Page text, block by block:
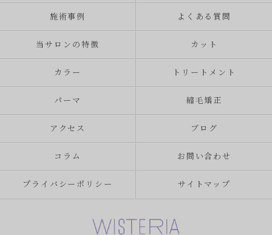
施術事例 よくある質問
当サロンの特徴 カット
カラー トリートメント
パーマ 縮毛矯正
アクセス ブログ
コラム お問い合わせ
プライバシーポリシー サイトマップ